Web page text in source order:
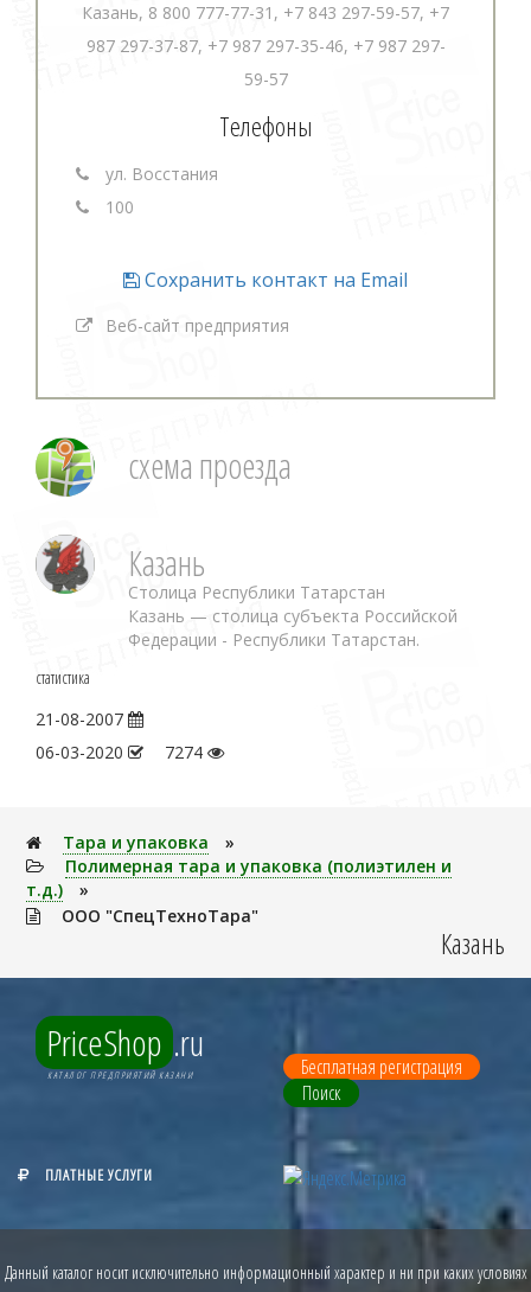
Казань, 8 800 777-77-31, +7 843 297-59-57, +7
987 297-37-87, +7 987 297-35-46, +7 987 297-
59-57
Телефоны
ул. Восстания
100
Сохранить контакт на Email
Веб-сайт предприятия
схема проезда
Казань
Столица Республики Татарстан
Казань — столица субъекта Российской
Федерации - Республики Татарстан.
статистика
21-08-2007
06-03-2020
7274
Тара и упаковка
»
Полимерная тара и упаковка (полиэтилен и
т.д.)
»
ООО "СпецТехноТара"
Казань
PriceShop .ru
КАТАЛОГ ПРЕДПРИЯТИЙ КАЗАНИ
Бесплатная регистрация
Поиск
ПЛАТНЫЕ УСЛУГИ
Данный каталог носит исключительно информационный характер и ни при каких условиях